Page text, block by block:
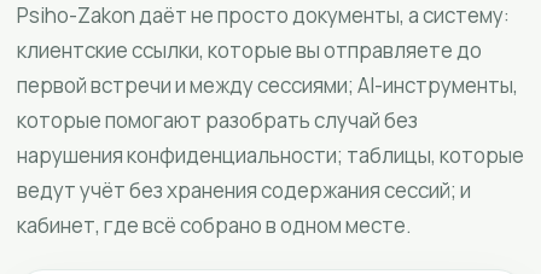
Psiho-Zakon даёт не просто документы, а систему:
клиентские ссылки, которые вы отправляете до
первой встречи и между сессиями; AI-инструменты,
которые помогают разобрать случай без
нарушения конфиденциальности; таблицы, которые
ведут учёт без хранения содержания сессий; и
кабинет, где всё собрано в одном месте.